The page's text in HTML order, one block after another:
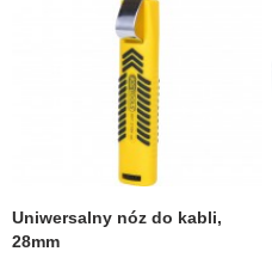
Uniwersalny nóz do kabli,
28mm